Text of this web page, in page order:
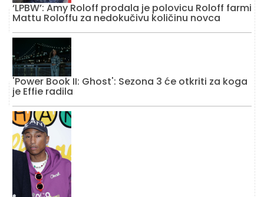
‘LPBW’: Amy Roloff prodala je polovicu Roloff farmi
Mattu Roloffu za nedokučivu količinu novca
'Power Book II: Ghost': Sezona 3 će otkriti za koga
je Effie radila